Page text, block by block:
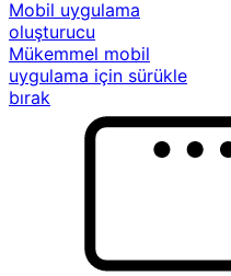
Mobil uygulama
oluşturucu
Mükemmel mobil
uygulama için sürükle
bırak